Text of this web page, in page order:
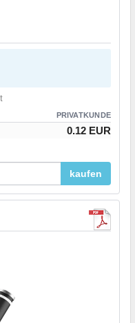
PRIVATKUNDE
0.12 EUR
kaufen